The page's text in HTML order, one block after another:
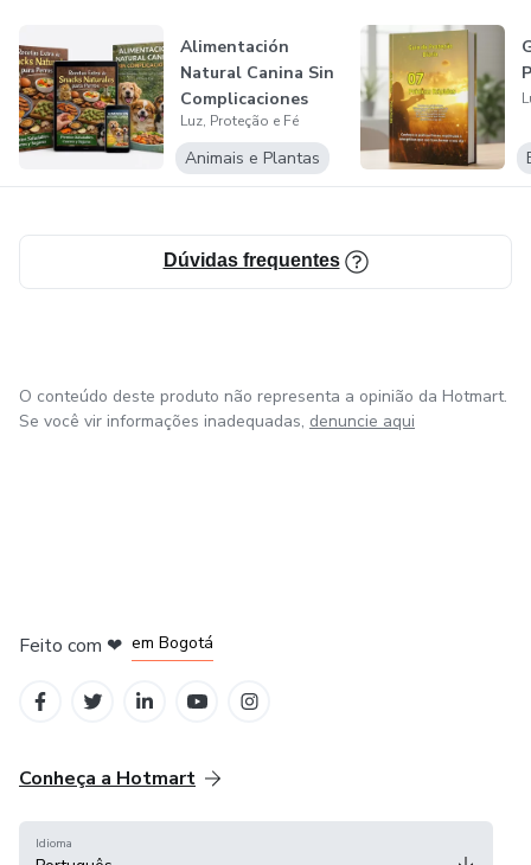
Alimentación
Natural Canina Sin
Complicaciones
Luz, Proteção e Fé
Animais e Plantas
Dúvidas frequentes
O conteúdo deste produto não representa a opinião da Hotmart.
Se você vir informações inadequadas, denuncie aqui
Feito com ❤ em Bogotá
Conheça a Hotmart
Idioma